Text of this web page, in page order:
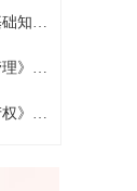
2023年中级经济师考试《经济基础知识》预习试卷（二）
2023年中级经济师考试《工商管理》预习试卷（三）
2023年中级经济师考试《知识产权》预习试卷（二）